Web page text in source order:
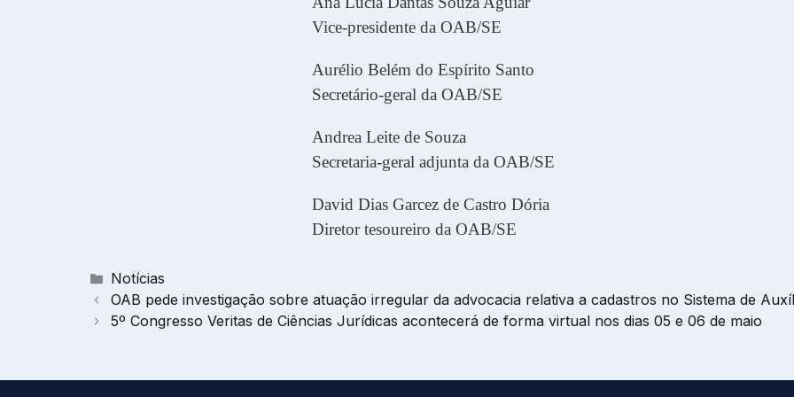
Vice-presidente da OAB/SE
Aurélio Belém do Espírito Santo
Secretário-geral da OAB/SE
Andrea Leite de Souza
Secretaria-geral adjunta da OAB/SE
David Dias Garcez de Castro Dória
Diretor tesoureiro da OAB/SE
Categorias
Notícias
OAB pede investigação sobre atuação irregular da advocacia relativa a cadastros no Sistema de
5º Congresso Veritas de Ciências Jurídicas acontecerá de forma virtual nos dias 05 e 06 de maio